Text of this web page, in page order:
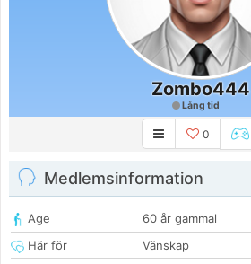
Zombo444
Lång tid
0
Medlemsinformation
Age
60 år gammal
Här för
Vänskap